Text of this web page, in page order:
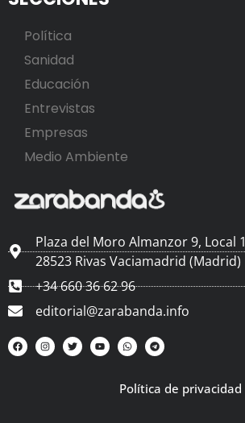
Política
Sanidad
Educación
Entrevistas
Empresas
Medio Ambiente
Plaza del Moro Almanzor 9, Local 1
28523 Rivas Vaciamadrid (Madrid)
+34 660 36 62 96
editorial@zarabanda.info
Política de privacidad